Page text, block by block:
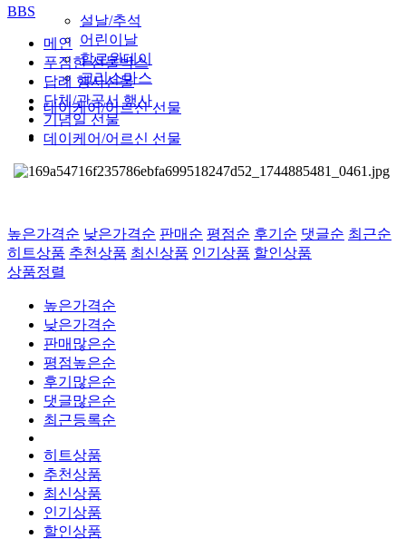
설날/추석
어린이날
할로윈데이
크리스마스
데이케어/어르신 선물
BBS
메인
푸짐한 선물박스
답례 행사선물
단체/관공서 행사
기념일 선물
데이케어/어르신 선물
높은가격순 낮은가격순 판매순 평점순 후기순 댓글순 최근순
히트상품 추천상품 최신상품 인기상품 할인상품
상품정렬
높은가격순
낮은가격순
판매많은순
평점높은순
후기많은순
댓글많은순
최근등록순
히트상품
추천상품
최신상품
인기상품
할인상품